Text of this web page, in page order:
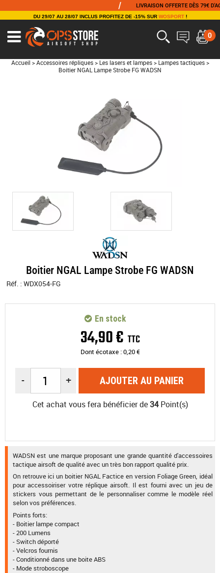
LIVRAISON OFFERTE DÈS 79€
DU 29/07 AU 28/07 INCLUS PROFITEZ DE -15% SUR WOSPORT!
0
Accueil > Accessoires répliques > Les lasers et lampes > Lampes tactiques >
Boitier NGAL Lampe Strobe FG WADSN
Boitier NGAL Lampe Strobe FG WADSN
Réf. : WDX054-FG
34,90€ TTC
Dont écotaxe :0,20€
En stock
- + AJOUTER AU PANIER
Cet achat vous fera bénéficier de34Point(s)
WADSN est une marque proposant une grande quantité d'accessoires
tactique airsoft de qualité avec un très bon rapport qualité prix.
On retrouve ici un boitier NGAL Factice en version Foliage Green, idéal
pour accessoiriser votre réplique airsoft. Il est fourni avec un jeu de
stickers vous permettant de le personnaliser comme le modèle réel
selon vos préférences.
Points forts:
- Boitier lampe compact
- 200 Lumens
- Switch déporté
- Velcros fournis
- Conditionné dans une boite ABS
- Mode stroboscope